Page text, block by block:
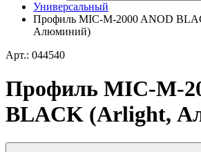
Универсальный
Профиль MIC-M-2000 ANOD
Алюминий)
Арт.: 044540
Профиль MIC-M-
BLACK (Arlight,